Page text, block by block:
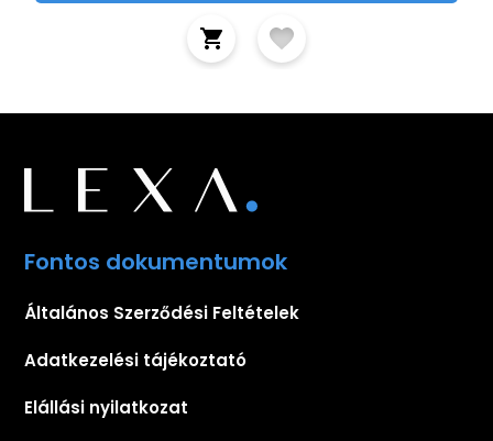
Fontos dokumentumok
Általános Szerződési Feltételek
Adatkezelési tájékoztató
Elállási nyilatkozat